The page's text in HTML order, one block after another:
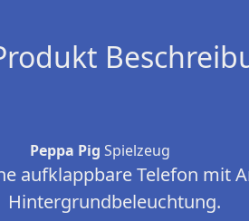
Peppa Pig Spielzeug
aufklappbare Telefon mit
Hintergrundbeleuchtung.